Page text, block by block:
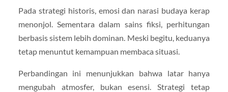
Pada strategi historis, emosi dan narasi budaya kerap
menonjol. Sementara dalam sains fiksi, perhitungan
berbasis sistem lebih dominan. Meski begitu, keduanya
tetap menuntut kemampuan membaca situasi.
Perbandingan ini menunjukkan bahwa latar hanya
mengubah atmosfer, bukan esensi. Strategi tetap